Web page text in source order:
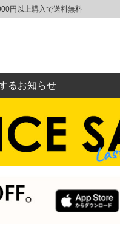
円以上購入で送料無料
るお知らせ